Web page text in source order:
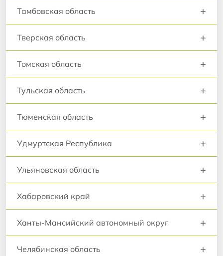
Тамбовская область +
Тверская область +
Томская область +
Тульская область +
Тюменская область +
Удмуртская Республика +
Ульяновская область +
Хабаровский край +
Ханты-Мансийский автономный округ +
Челябинская область +